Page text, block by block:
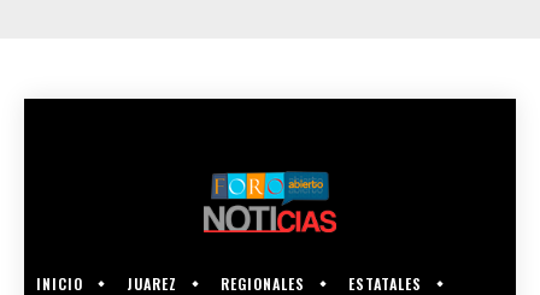
INICIO JUAREZ REGIONALES ESTATALES